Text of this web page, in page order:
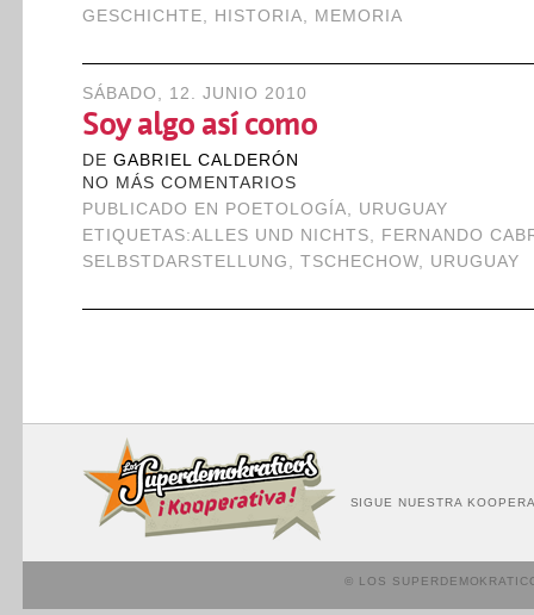
GESCHICHTE, HISTORIA, MEMORIA
SÁBADO, 12. JUNIO 2010
Soy algo así como
DE GABRIEL CALDERÓN
NO MÁS COMENTARIOS
PUBLICADO EN
POETOLOGÍA, URUGUAY
ETIQUETAS:ALLES UND NICHTS, FERNANDO
SELBSTDARSTELLUNG , TSCHECHOW, URUGUAY
SIGUE NUESTRA
© LOS